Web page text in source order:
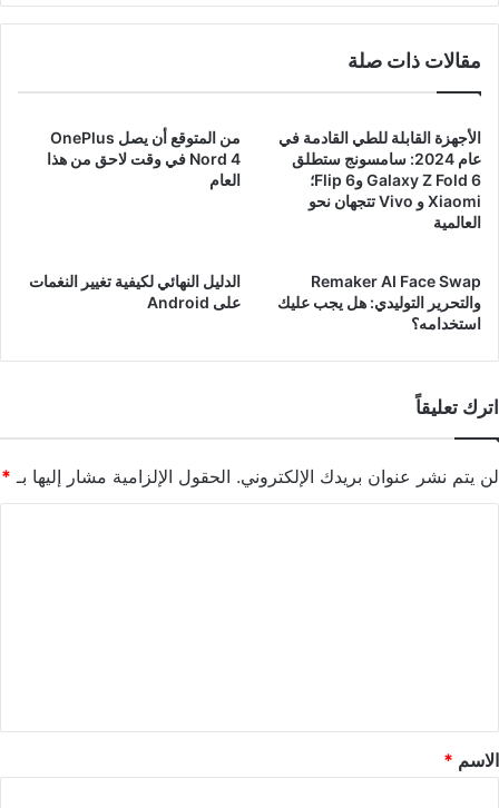
في
مقالات ذات صلة
الأجهزة القابلة للطي القادمة في
عام 2024: سامسونج ستطلق
Galaxy Z Fold 6 وFlip 6؛
Xiaomi و Vivo تتجهان نحو
العالمية
من المتوقع أن يصل OnePlus
Nord 4 في وقت لاحق من هذا
العام
Remaker AI Face Swap
والتحرير التوليدي: هل يجب عليك
استخدامه؟
الدليل النهائي لكيفية تغيير النغمات
على Android
اترك تعليقاً
لن يتم نشر عنوان بريدك الإلكتروني. الحقول الإلزامية مشار إليها بـ *
*
الاسم *